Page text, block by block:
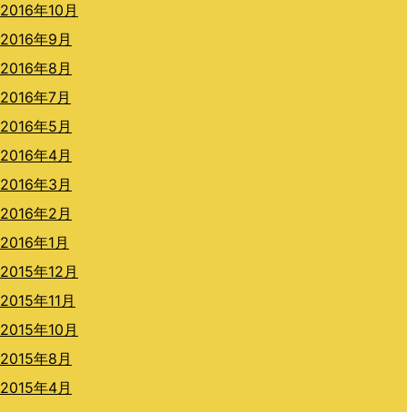
2016年10月
2016年9月
2016年8月
2016年7月
2016年5月
2016年4月
2016年3月
2016年2月
2016年1月
2015年12月
2015年11月
2015年10月
2015年8月
2015年4月